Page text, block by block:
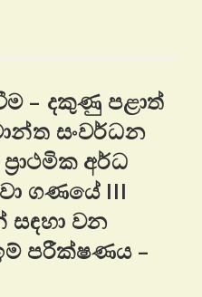
– දකුණු පළාත්
සංවර්ධන
අර්ධ
ගණයේ III
සඳහා වන
පරීක්ෂණය –